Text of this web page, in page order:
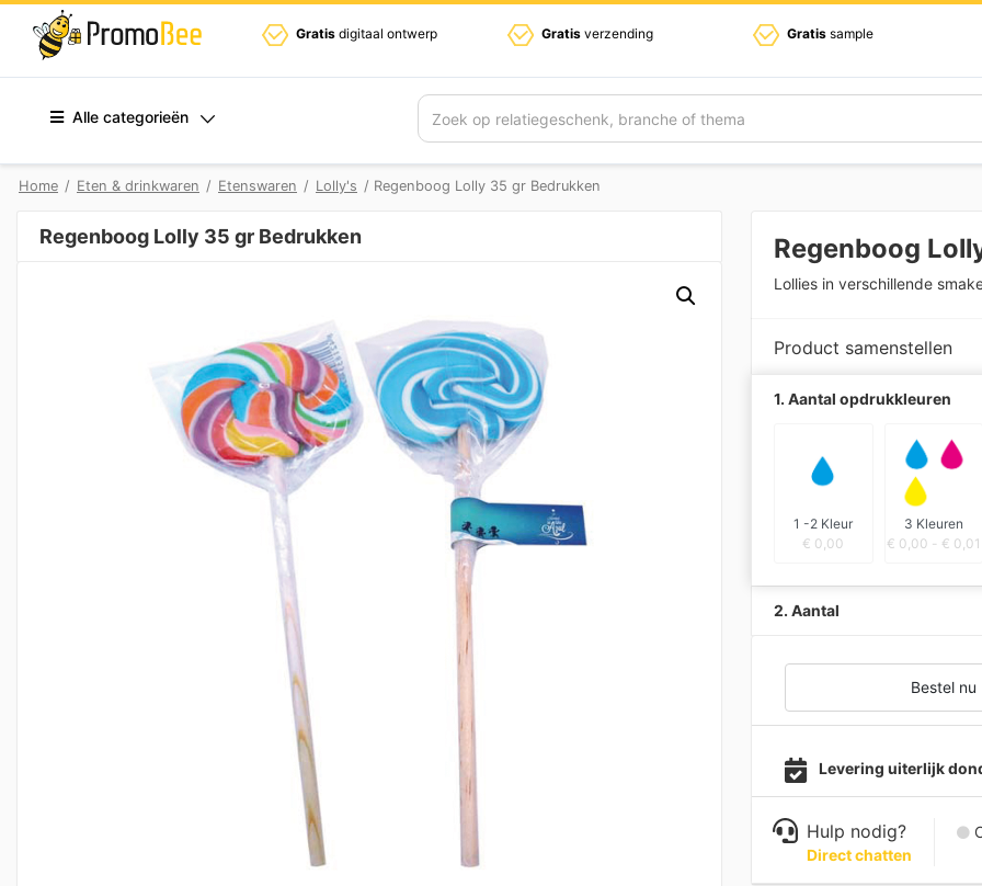
Gratis digitaal ontwerp Gratis verzending Gratis sample
Alle categorieën Zoek
Home / Eten & drinkwaren / Etenswaren / Lolly's / Regenboog Lolly 35 gr Bedrukken
Regenboog Lolly 35 gr Bedrukken Regenboog
Lollies in verschillende
Product samenstellen
1. Aantal opdrukkleuren
1 -2 Kleur
€ 0,00
3 Kleuren
€ 0,00 - € 0,01
2. Aantal
Bestel nu
Levering uiterlijk
Hulp nodig?
Direct chatten